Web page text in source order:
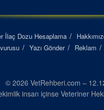
İlaç Dozu Hesaplama
Yazı Gönder Reklam
© 2026 VetRehberi.com –
insan içinse Veteriner